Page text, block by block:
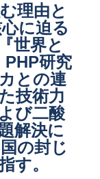
理由と
に迫る
世界と
PHP研究
との連
技術力
び二酸
解決に
の封じ
す。